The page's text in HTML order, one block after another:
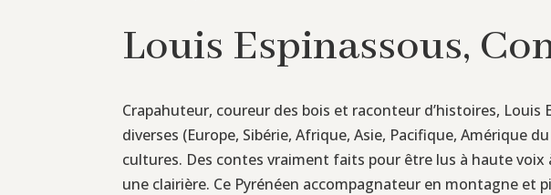
Louis Espinassous,
Crapahuteur, coureur des bois et raconteur d’histoires,
diverses (Europe, Sibérie, Afrique, Asie, Pacifique, Amérique
cultures. Des contes vraiment faits pour être lus à haute voix
une clairière. Ce Pyrénéen accompagnateur en montagne et